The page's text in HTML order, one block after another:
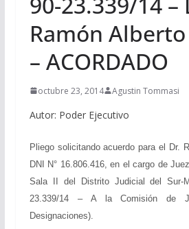
Ramón
– ACORDADO
octubre 23, 2014 Agustin Tommasi
Autor: Poder Ejecutivo
Pliego solicitando acuerdo para el Dr.
DNI N° 16.806.416, en el cargo de
Sala II del Distrito Judicial del Sur-
23.339/14 – A la Comisión de
Designaciones).